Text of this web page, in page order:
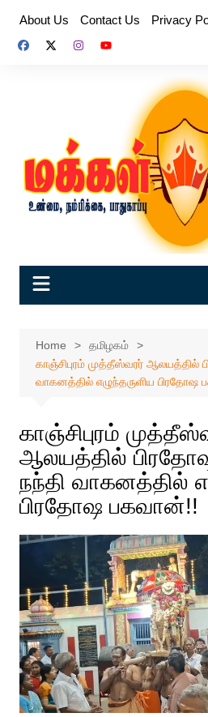
content
About Us Contact Us Privacy
Home
தமிழகம்
காஞ்சிபுரம் முத்தீஸ்வரர் ஆலயத்தில்
வாகனத்தில் எழுந்தருளிய பிரதோஷ
காஞ்சிபுரம்
ஆலயத்தில்
நந்தி வாகனத்தில்
பிரதோஷ பகவான்!!